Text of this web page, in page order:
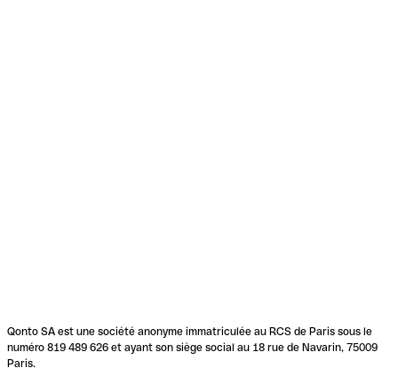
Qonto SA est une société anonyme immatriculée au RCS de Paris sous le
numéro 819 489 626 et ayant son siège social au 18 rue de Navarin, 75009
Paris.